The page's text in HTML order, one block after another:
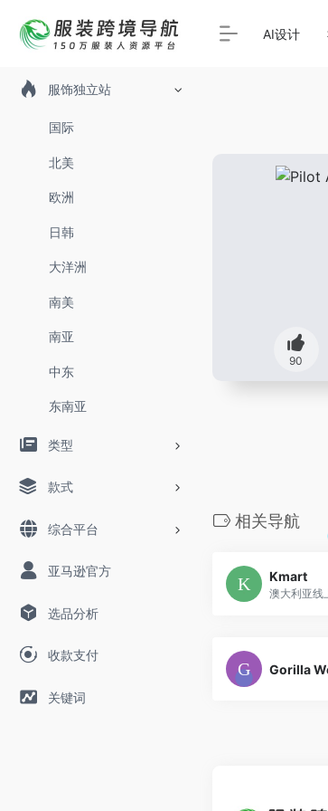
服饰独立站
国际
北美
欧洲
日韩
大洋洲
南美
南亚
中东
东南亚
类型
款式
综合平台
亚马逊官方
选品分析
收款支付
关键词
AI设计
90
相关导航
Kmart
澳大利亚线
Gorilla